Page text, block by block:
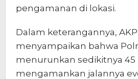
pengamanan di lokasi.
Dalam keterangannya,
menyampaikan bahwa
menurunkan sedikitnya
mengamankan jalannya